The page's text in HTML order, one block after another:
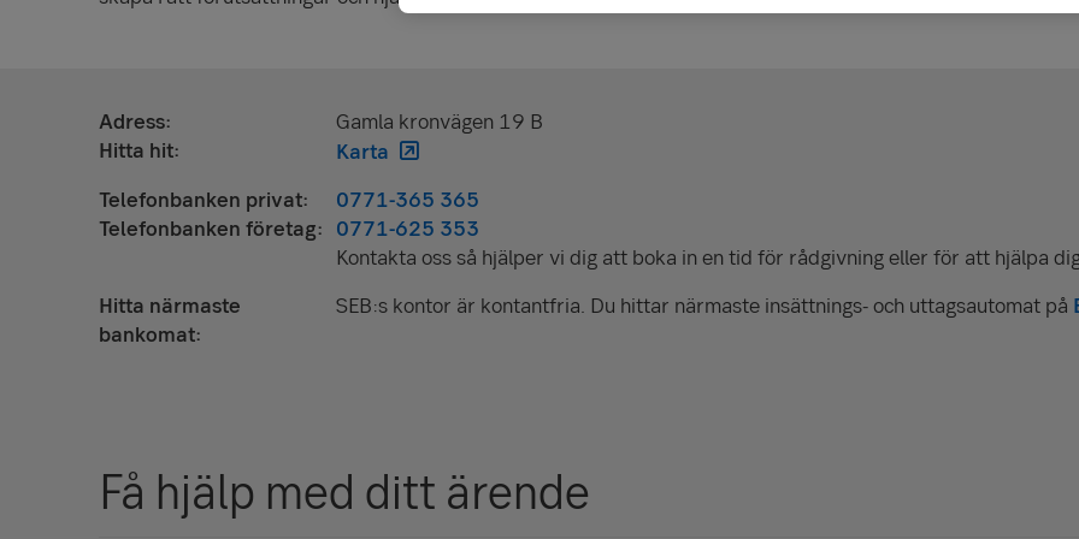
Adress
Gamla kronvägen 19 B
Hitta hit
Karta
Telefonbanken privat
0771-365 365
Telefonbanken företag
0771-625 353
Kontakta oss så hjälper vi dig att boka in en tid för rådgivning eller för att hjälpa
Hitta närmaste
bankomat
SEB:s kontor är kontantfria. Du hittar närmaste insättnings- och uttagsautomat på
Få hjälp med ditt ärende